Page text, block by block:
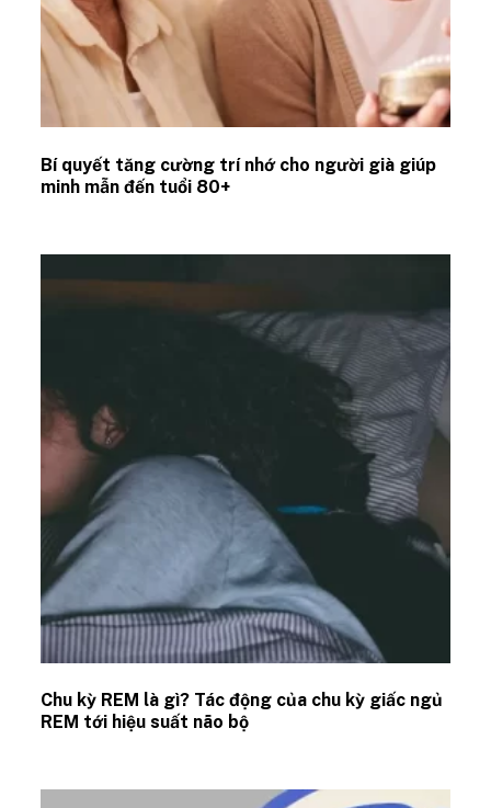
Bí quyết tăng cường trí nhớ cho người già giúp
minh mẫn đến tuổi 80+
Chu kỳ REM là gì? Tác động của chu kỳ giấc ngủ
REM tới hiệu suất não bộ